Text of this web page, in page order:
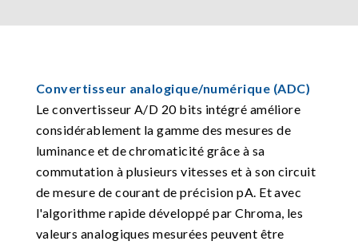
Convertisseur analogique/numérique (ADC)
Le convertisseur A/D 20 bits intégré améliore
considérablement la gamme des mesures de
luminance et de chromaticité grâce à sa
commutation à plusieurs vitesses et à son circuit
de mesure de courant de précision pA. Et avec
l'algorithme rapide développé par Chroma, les
valeurs analogiques mesurées peuvent être